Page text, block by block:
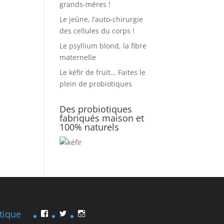
grands-mères !
Le jeûne, l’auto-chirurgie
des cellules du corps !
Le psyllium blond, la fibre
maternelle
Le kéfir de fruit… Faites le
plein de probiotiques
Des probiotiques
fabriqués maison et
100% naturels
Facebook
Twitter